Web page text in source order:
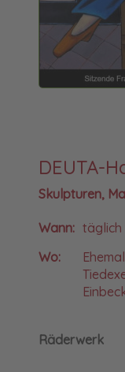
DEUTA-
Skulpturen,
Wann: täglich
Wo:
Räderwerk